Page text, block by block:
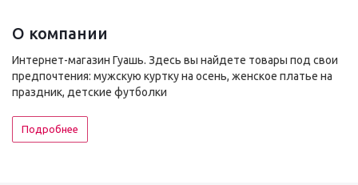
О компании
Интернет-магазин Гуашь. Здесь вы найдете товары под свои
предпочтения: мужскую куртку на осень, женское платье на
праздник, детские футболки
Подробнее